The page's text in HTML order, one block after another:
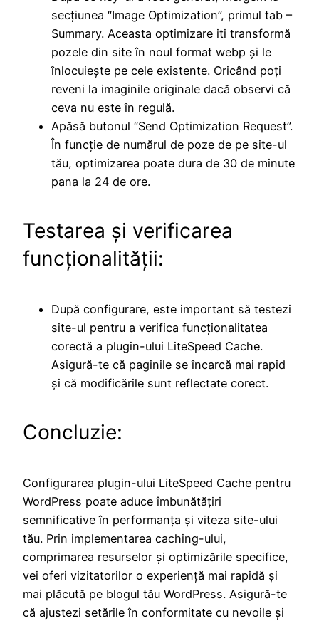
secțiunea “Image Optimization”, primul tab –
Summary. Aceasta optimizare iti transformă
pozele din site în noul format webp și le
înlocuiește pe cele existente. Oricând poți
reveni la imaginile originale dacă observi că
ceva nu este în regulă.
Apăsă butonul “Send Optimization Request”.
În funcție de numărul de poze de pe site-ul
tău, optimizarea poate dura de 30 de minute
pana la 24 de ore.
Testarea și verificarea
funcționalității:
După configurare, este important să testezi
site-ul pentru a verifica funcționalitatea
corectă a plugin-ului LiteSpeed Cache.
Asigură-te că paginile se încarcă mai rapid
și că modificările sunt reflectate corect.
Concluzie:
Configurarea plugin-ului LiteSpeed Cache pentru
WordPress poate aduce îmbunătățiri
semnificative în performanța și viteza site-ului
tău. Prin implementarea caching-ului,
comprimarea resurselor și optimizările specifice,
vei oferi vizitatorilor o experiență mai rapidă și
mai plăcută pe blogul tău WordPress. Asigură-te
că ajustezi setările în conformitate cu nevoile și